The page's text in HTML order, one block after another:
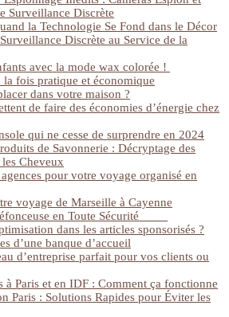
Surveillance Discrète
la Technologie Se Fond dans le Décor
Discrète au Service de la
avec la mode wax colorée !
fois pratique et économique
dans votre maison ?
de faire des économies d’énergie chez
qui ne cesse de surprendre en 2024
de Savonnerie : Décryptage des
Cheveux
pour votre voyage organisé en
voyage de Marseille à Cayenne
en Toute Sécurité
dans les articles sponsorisés ?
d’une banque d’accueil
d’entreprise parfait pour vos clients ou
à Paris et en IDF : Comment ça fonctionne
Paris : Solutions Rapides pour Éviter les